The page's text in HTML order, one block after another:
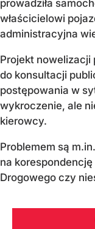
prowadziła
właścicielowi
administracyjna
Projekt nowelizacji
do konsultacji
postępowania w
wykroczenie, ale
kierowcy.
Problemem są
na
Drogowego czy